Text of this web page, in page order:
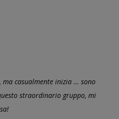
ma casualmente inizia … sono
straordinario gruppo, mi